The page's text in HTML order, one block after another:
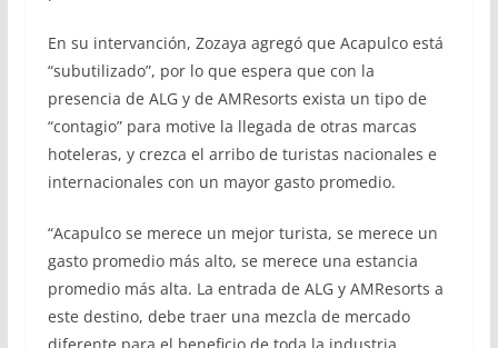
En su intervanción, Zozaya agregó que Acapulco está
“subutilizado”, por lo que espera que con la
presencia de ALG y de AMResorts exista un tipo de
“contagio” para motive la llegada de otras marcas
hoteleras, y crezca el arribo de turistas nacionales e
internacionales con un mayor gasto promedio.
“Acapulco se merece un mejor turista, se merece un
gasto promedio más alto, se merece una estancia
promedio más alta. La entrada de ALG y AMResorts a
este destino, debe traer una mezcla de mercado
diferente para el beneficio de toda la industria